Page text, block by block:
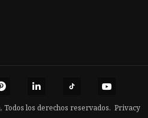
los derechos reservados. Privacy